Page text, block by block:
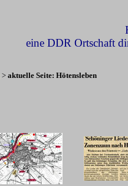
eine DDR Ortschaft
> aktuelle Seite: Hötensleben